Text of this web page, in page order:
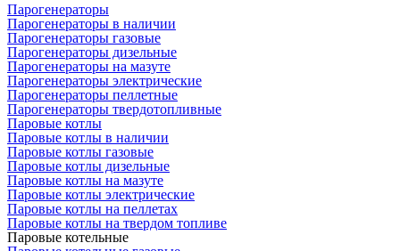
Парогенераторы
Парогенераторы в наличии
Парогенераторы газовые
Парогенераторы дизельные
Парогенераторы на мазуте
Парогенераторы электрические
Парогенераторы пеллетные
Парогенераторы твердотопливные
Паровые котлы
Паровые котлы в наличии
Паровые котлы газовые
Паровые котлы дизельные
Паровые котлы на мазуте
Паровые котлы электрические
Паровые котлы на пеллетах
Паровые котлы на твердом топливе
Паровые котельные